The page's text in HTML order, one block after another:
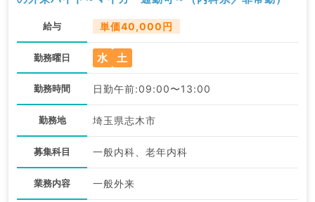
給与 単価40,000円
勤務曜日 水 土
勤務時間 日勤午前:09:00〜13:00
勤務地 埼玉県志木市
募集科目 一般内科、老年内科
業務内容 一般外来